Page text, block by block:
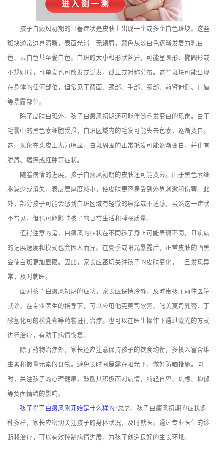
孩子白癜风初期的显著症状是皮肤上出现一个或多个白色斑块。这些
斑块通常边界清晰，表面光滑，无鳞屑，颜色从淡白色逐渐发展为乳白
色、云白色甚至瓷白色。白斑的大小和形状各异，可能呈圆形、椭圆形或
不规则形，可单发也可散发或泛发，孤立或对称分布。这些斑块可能出现
在身体的任何部位，但常见于颜面、颈部、手部、腕部、前臂伸侧、口唇
等暴露部位。
除了皮肤白斑外，孩子白癜风初期还可能伴随毛发变白的现象。由于
毛囊中的黑色素细胞受损，白斑区域内的毛发可能失去色素，逐渐变白。
这一现象在头皮上尤为明显，白斑周围的正常毛发可能逐渐变白，并伴有
脱屑、瘙痒或红肿等症状。
随着病情的进展，孩子白癜风初期的皮肤还可能变薄。由于黑色素细
胞减少或消失，表皮层厚度减小，使皮肤更容易受到外界刺激和伤害。此
外，部分孩子可能会感到白斑区域有轻微的瘙痒或不适感，虽然这一症状
不常见，但也可能影响孩子的日常生活和睡眠质量。
值得注意的是，白癜风的症状在不同孩子身上可能表现不同，且疾病
的进展速度和模式也会因人而异。在夏季或阳光暴露后，正常皮肤的晒黑
会使白斑更加显眼。因此，家长应密切关注孩子的皮肤变化，一旦发现异
常，及时就医。
面对孩子白癜风初期的症状，家长应保持冷静，及时带孩子前往医院
就诊。在专业医生的指导下，可以应用他克莫司软膏、吡美莫司乳膏、丁
酸氢化可的松乳膏等药物进行治疗。也可以在医生操作下通过激光的方式
进行治疗，有助于病情恢复。
除了药物治疗外，家长还应注意保持孩子的饮食均衡，多摄入富含维
生素和微量元素的食物。避免长时间暴露在阳光下，做好防晒措施。同
时，关注孩子的心理健康，鼓励其积极面对病情，减轻自卑、焦虑、抑郁
等负面情绪的影响。
孩子得了白癜风刚开始是什么样的?总之，孩子白癜风初期的症状多
种多样，家长应密切关注孩子的身体状况，及时就医。通过专业医生的诊
断和治疗，可以有效控制病情进展，为孩子创造良好的生长环境。